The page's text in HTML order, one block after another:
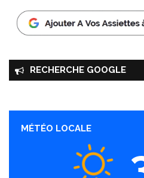
RECHERCHE GOOGLE
MÉTÉO LOCALE